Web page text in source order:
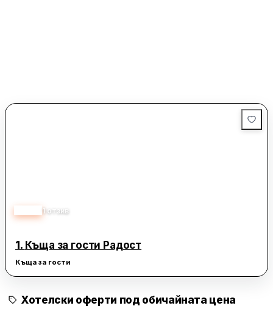
1 отзив
1. Къща за гости Радост
Къща за гости
Хотелски оферти под обичайната цена